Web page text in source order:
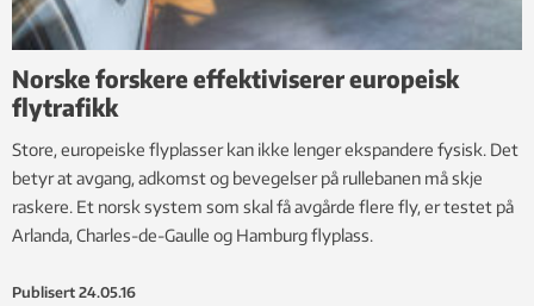
Norske forskere effektiviserer europeisk
flytrafikk
Store, europeiske flyplasser kan ikke lenger ekspandere fysisk. Det
betyr at avgang, adkomst og bevegelser på rullebanen må skje
raskere. Et norsk system som skal få avgårde flere fly, er testet på
Arlanda, Charles-de-Gaulle og Hamburg flyplass.
Publisert 24.05.16